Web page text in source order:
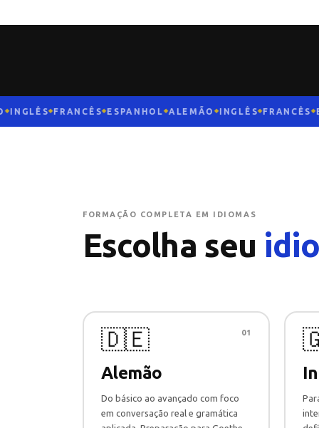
INGLÊS◆FRANCÊS◆ESPANHOL◆ ALEMÃO◆INGLÊS◆FRANCÊS◆
FORMAÇÃO COMPLETA EM IDIOMAS
Escolha seu
🇩🇪 01
Alemão
Do básico ao avançado com foco
em conversação real e gramática